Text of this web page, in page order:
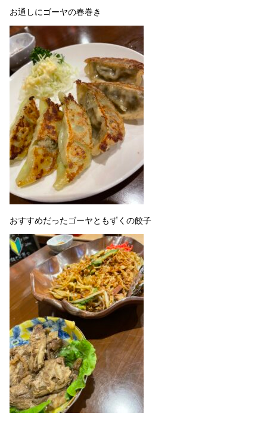
お通しにゴーヤの春巻き
おすすめだったゴーヤともずくの餃子